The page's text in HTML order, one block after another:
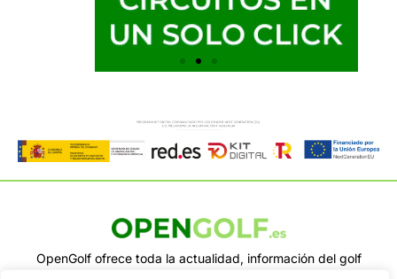
OpenGolf ofrece toda la actualidad, información del golf